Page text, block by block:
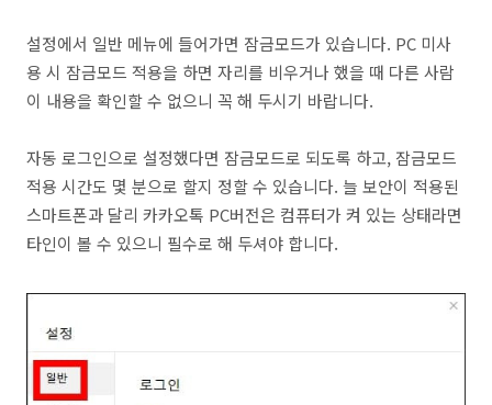
설정에서 일반 메뉴에 들어가면 잠금모드가 있습니다. PC 미사
용 시 잠금모드 적용을 하면 자리를 비우거나 했을 때 다른 사람
이 내용을 확인할 수 없으니 꼭 해 두시기 바랍니다.
자동 로그인으로 설정했다면 잠금모드로 되도록 하고, 잠금모드
적용 시간도 몇 분으로 할지 정할 수 있습니다. 늘 보안이 적용된
스마트폰과 달리 카카오톡 PC버전은 컴퓨터가 켜 있는 상태라면
타인이 볼 수 있으니 필수로 해 두셔야 합니다.